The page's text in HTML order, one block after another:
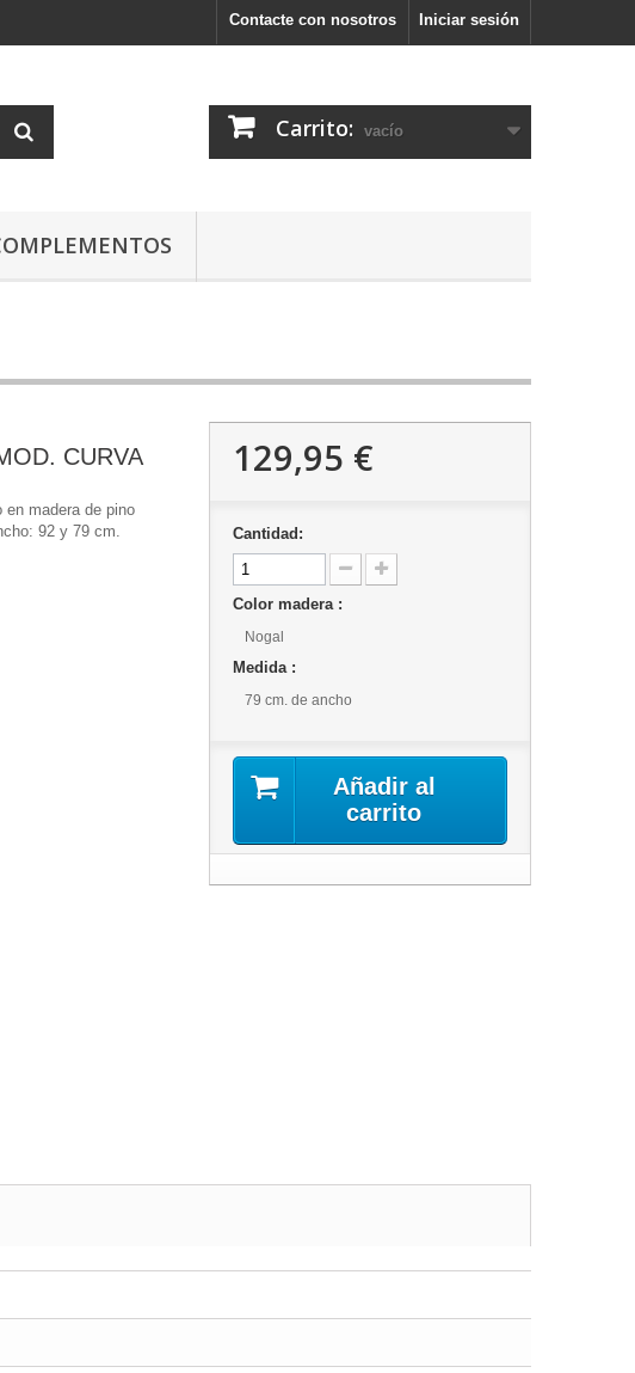
Iniciar sesión
Contacte con nosotros
Carrito: vacío
CURVA
en madera de pino
92 y 79 cm.
129,95 €
Cantidad:
Color madera :
Nogal
Medida :
79 cm. de ancho
Añadir al
carrito